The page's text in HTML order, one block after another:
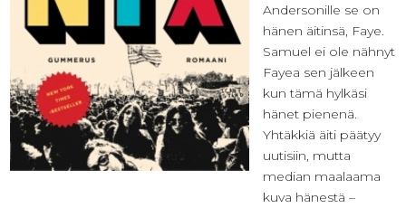
Andersonille se on
hänen äitinsä, Faye.
Samuel ei ole nähnyt
Fayea sen jälkeen
kun tämä hylkäsi
hänet pienenä.
Yhtäkkiä äiti päätyy
uutisiin, mutta
median maalaama
kuva hänestä –